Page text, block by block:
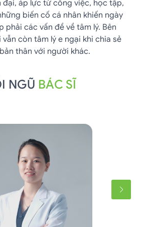
việc, học tập,
khiến ngày
tâm lý. Bên
khi chia sẻ
khác.
Còn nhớ lần gần
dậy thấy đầu óc
những việc mình
không nhớ nổi,
NGŨ BÁC SĨ